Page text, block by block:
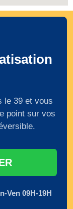
le 39 et vous
point sur vos
Ven 09H-19H